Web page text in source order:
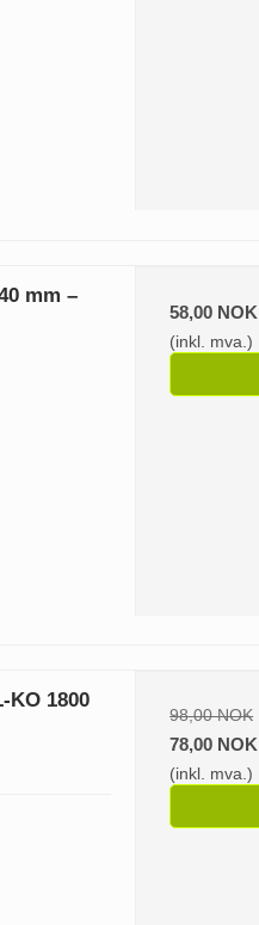
mm –
58,00 NOK
(inkl. mva.)
1800
98,00 NOK
78,00 NOK
(inkl. mva.)